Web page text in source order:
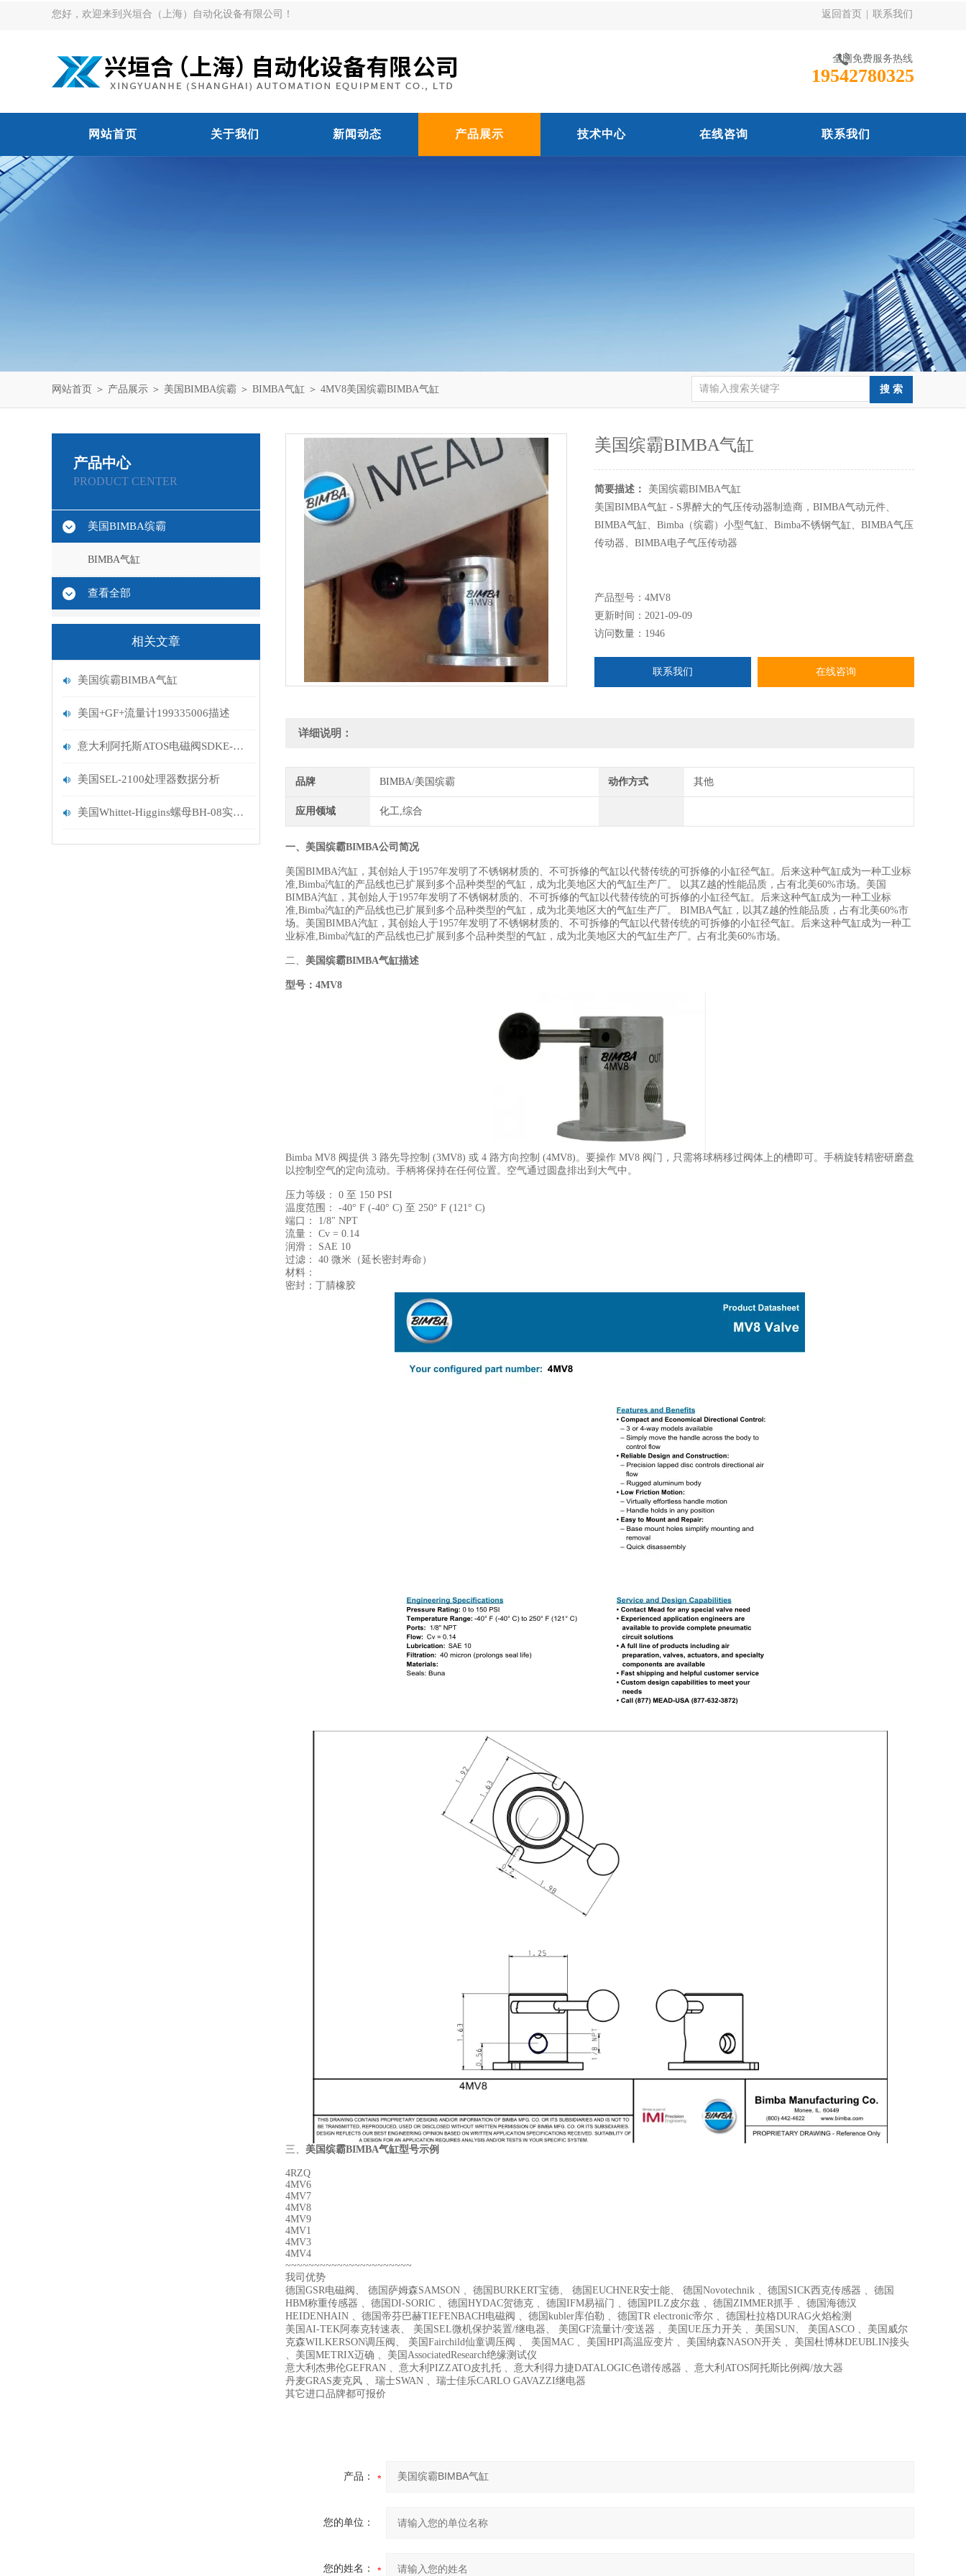
您好，欢迎来到兴垣合（上海）自动化设备有限公司！ 返回首页 联系我们
全国免费服务热线
19542780325
网站首页 关于我们 新闻动态 产品展示 技术中心 在线咨询 联系我们
网站首页 ＞ 产品展示 ＞ 美国BIMBA缤霸 ＞ BIMBA气缸 ＞ 4MV8美国缤霸BIMBA气缸
产品中心
PRODUCT CENTER
美国BIMBA缤霸
BIMBA气缸
查看全部
相关文章
美国缤霸BIMBA气缸
美国+GF+流量计199335006描述
意大利阿托斯ATOS电磁阀SDKE-1713 DC 10S发货
美国SEL-2100处理器数据分析
美国Whittet-Higgins螺母BH-08实拍到货
美国缤霸BIMBA气缸
简要描述：
美国缤霸BIMBA气缸
美国BIMBA气缸 - S界醉大的气压传动器制造商，BIMBA气动元件、
BIMBA气缸、Bimba（缤霸）小型气缸、Bimba不锈钢气缸、BIMBA气压
传动器、BIMBA电子气压传动器
产品型号：4MV8
更新时间：2021-09-09
访问数量：1946
联系我们 在线咨询
详细说明：
品牌 BIMBA/美国缤霸 动作方式 其他
应用领域 化工,综合
一、美国缤霸BIMBA公司简况
美国BIMBA汽缸，其创始人于1957年发明了不锈钢材质的、不可拆修的气缸以代替传统的可拆修的小缸径气缸。后来这种气缸成为一种工业标
准,Bimba汽缸的产品线也已扩展到多个品种类型的气缸，成为北美地区大的气缸生产厂。 以其Z越的性能品质，占有北美60%市场。美国
BIMBA汽缸，其创始人于1957年发明了不锈钢材质的、不可拆修的气缸以代替传统的可拆修的小缸径气缸。后来这种气缸成为一种工业标
准,Bimba汽缸的产品线也已扩展到多个品种类型的气缸，成为北美地区大的气缸生产厂。 BIMBA气缸，以其Z越的性能品质，占有北美60%市
场。美国BIMBA汽缸，其创始人于1957年发明了不锈钢材质的、不可拆修的气缸以代替传统的可拆修的小缸径气缸。后来这种气缸成为一种工
业标准,Bimba汽缸的产品线也已扩展到多个品种类型的气缸，成为北美地区大的气缸生产厂。占有北美60%市场。
二、 美国缤霸BIMBA气缸描述
型号：4MV8
Bimba MV8 阀提供 3 路先导控制 (3MV8) 或 4 路方向控制 (4MV8)。要操作 MV8 阀门，只需将球柄移过阀体上的槽即可。手柄旋转精密研磨盘
以控制空气的定向流动。手柄将保持在任何位置。空气通过圆盘排出到大气中。
压力等级： 0 至 150 PSI
温度范围： -40° F (-40° C) 至 250° F (121° C)
端口： 1/8" NPT
流量： Cv = 0.14
润滑： SAE 10
过滤： 40 微米（延长密封寿命）
材料：
密封：丁腈橡胶
三、 美国缤霸BIMBA气缸型号示例
4RZQ
4MV6
4MV7
4MV8
4MV9
4MV1
4MV3
4MV4
~~~~~~~~~~~~~~~~~~~~~~
我司优势
德国GSR电磁阀、 德国萨姆森SAMSON 、德国BURKERT宝德、 德国EUCHNER安士能、 德国Novotechnik 、德国SICK西克传感器 、德国
HBM称重传感器 、德国DI-SORIC 、德国HYDAC贺德克 、德国IFM易福门 、德国PILZ皮尔兹 、德国ZIMMER抓手 、德国海德汉
HEIDENHAIN 、德国帝芬巴赫TIEFENBACH电磁阀 、德国kubler库伯勒 、德国TR electronic帝尔 、德国杜拉格DURAG火焰检测
美国AI-TEK阿泰克转速表、 美国SEL微机保护装置/继电器、 美国GF流量计/变送器 、美国UE压力开关 、美国SUN、 美国ASCO 、美国威尔
克森WILKERSON调压阀、 美国Fairchild仙童调压阀 、 美国MAC 、美国HPI高温应变片 、美国纳森NASON开关 、美国杜博林DEUBLIN接头
、美国METRIX迈确 、美国AssociatedResearch绝缘测试仪
意大利杰弗伦GEFRAN 、意大利PIZZATO皮扎托 、意大利得力捷DATALOGIC色谱传感器 、意大利ATOS阿托斯比例阀/放大器
丹麦GRAS麦克风 、瑞士SWAN 、瑞士佳乐CARLO GAVAZZI继电器
其它进口品牌都可报价
产品：
您的单位：
您的姓名：